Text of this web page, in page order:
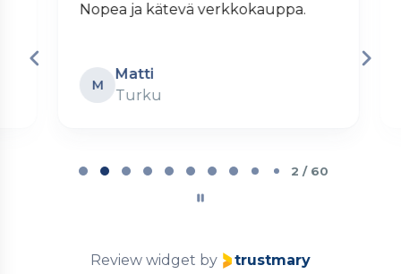
Nopea ja kätevä verkkokauppa.
M
Matti
Turku
2 / 60
Review widget by trustmary